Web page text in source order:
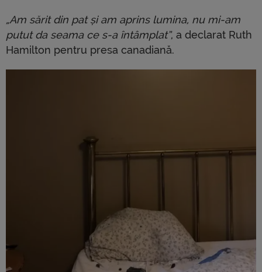
„Am sărit din pat și am aprins lumina, nu mi-am
putut da seama ce s-a întâmplat”, a declarat Ruth
Hamilton pentru presa canadiană.